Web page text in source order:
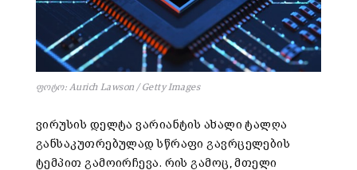
ფოტო: Aurich Lawson / Getty Images
ვირუსის დელტა ვარიანტის ახალი ტალღა
განსაკუთრებულად სწრაფი გავრცელების
ტემპით გამოირჩევა. რის გამოც, მთელი